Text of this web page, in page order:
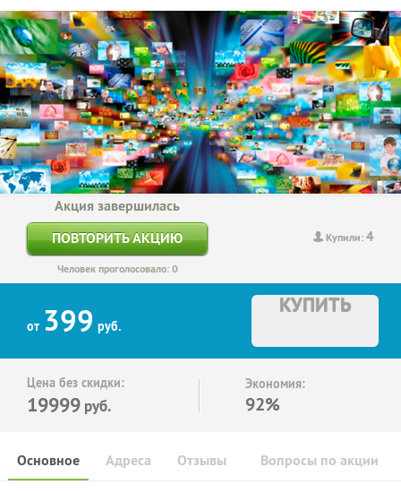
Купили:4
Акция завершилась
ПОВТОРИТЬ АКЦИЮ
Человек проголосовало: 0
от 399 руб.
КУПИТЬ
Цена без скидки:
19999 руб.
Экономия:
92%
Основное Отзывы Вопросы по акции
Адреса